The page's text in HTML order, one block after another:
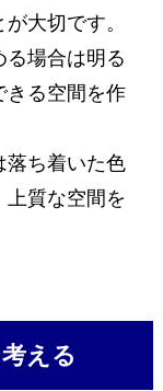
大切です。
場合は明る
きる空間を作
落ち着いた色
質な空間を
える